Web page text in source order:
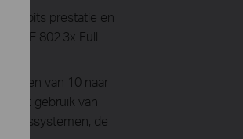
32-bits prestatie en
IEEE 802.3x Full
van 10 naar
met gebruik van
de